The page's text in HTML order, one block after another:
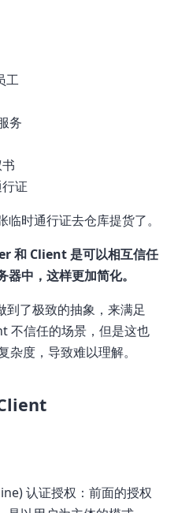
工
务
证
时通行证去仓库提货了。
和 Client 是可以相互信任
中，这样更加简化。
了极致的抽象，来满足
不信任的场景，但是这也
度，导致难以理解。
认证授权：前面的授权